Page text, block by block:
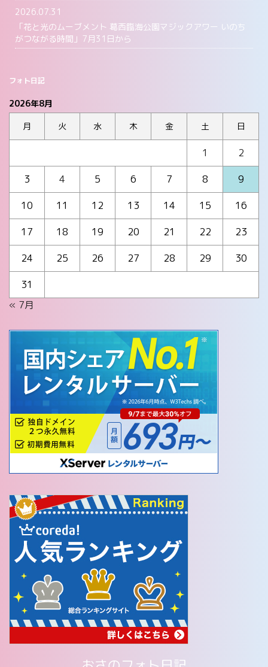
2026.07.31
「花と光のムーブメント 葛西臨海公園マジックアワー いのち
がつながる時間」7月31日から
フォト日記
2026年8月
月
火 水 木 金 土 日
1
2
3
4 5 6 7 8
9
10
11 12 13 14 15
16
17
18 19 20 21 22
23
24
25 26 27 28 29
30
31
« 7月